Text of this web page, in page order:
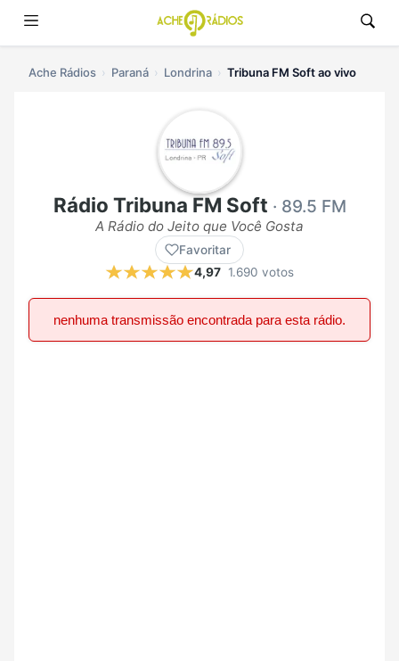
Ache Rádios Paraná Londrina Tribuna FM Soft ao vivo
Rádio Tribuna FM Soft · 89.5 FM
A Rádio do Jeito que Você Gosta
Favoritar
4,97 1.690 votos
nenhuma transmissão encontrada para esta rádio.